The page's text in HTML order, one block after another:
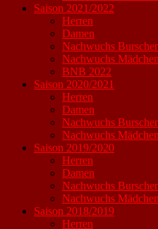
Saison 2021/2022
Herren
Damen
Nachwuchs
Nachwuchs
BNB 2022
Saison 2020/2021
Herren
Damen
Nachwuchs
Nachwuchs
Saison 2019/2020
Herren
Damen
Nachwuchs
Nachwuchs
Saison 2018/2019
Herren